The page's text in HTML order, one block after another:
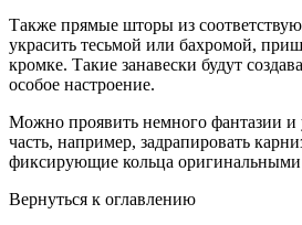
Также прямые шторы из
украсить тесьмой или бахромой,
кромке. Такие занавески будут
особое настроение.
Можно проявить немного фантазии и
часть, например, задрапировать
фиксирующие кольца оригинальными
Вернуться к оглавлению